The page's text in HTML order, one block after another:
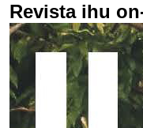
Revista ihu